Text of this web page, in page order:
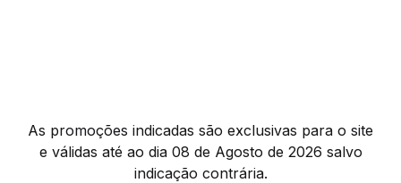
As promoções indicadas são exclusivas para o site
e válidas até ao dia 08 de Agosto de 2026 salvo
indicação contrária.